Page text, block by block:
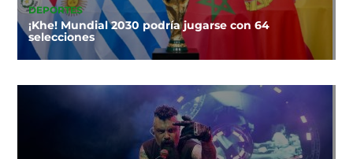
DEPORTES
¡Khe! Mundial 2030 podría jugarse con 64
selecciones